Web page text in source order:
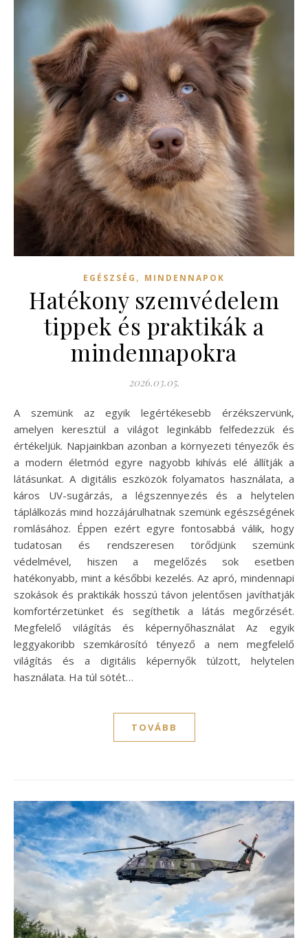
EGÉSZSÉG , MINDENNAPOK
Hatékony szemvédelem
tippek és praktikák a
mindennapokra
2026.03.05.
A szemünk az egyik legértékesebb érzékszervünk,
amelyen keresztül a világot leginkább felfedezzük és
értékeljük. Napjainkban azonban a környezeti tényezők és
a modern életmód egyre nagyobb kihívás elé állítják a
látásunkat. A digitális eszközök folyamatos használata, a
káros UV-sugárzás, a légszennyezés és a helytelen
táplálkozás mind hozzájárulhatnak szemünk egészségének
romlásához. Éppen ezért egyre fontosabbá válik, hogy
tudatosan és rendszeresen törődjünk szemünk
védelmével, hiszen a megelőzés sok esetben
hatékonyabb, mint a későbbi kezelés. Az apró, mindennapi
szokások és praktikák hosszú távon jelentősen javíthatják
komfortérzetünket és segíthetik a látás megőrzését.
Megfelelő világítás és képernyőhasználat Az egyik
leggyakoribb szemkárosító tényező a nem megfelelő
világítás és a digitális képernyők túlzott, helytelen
használata. Ha túl sötét…
TOVÁBB